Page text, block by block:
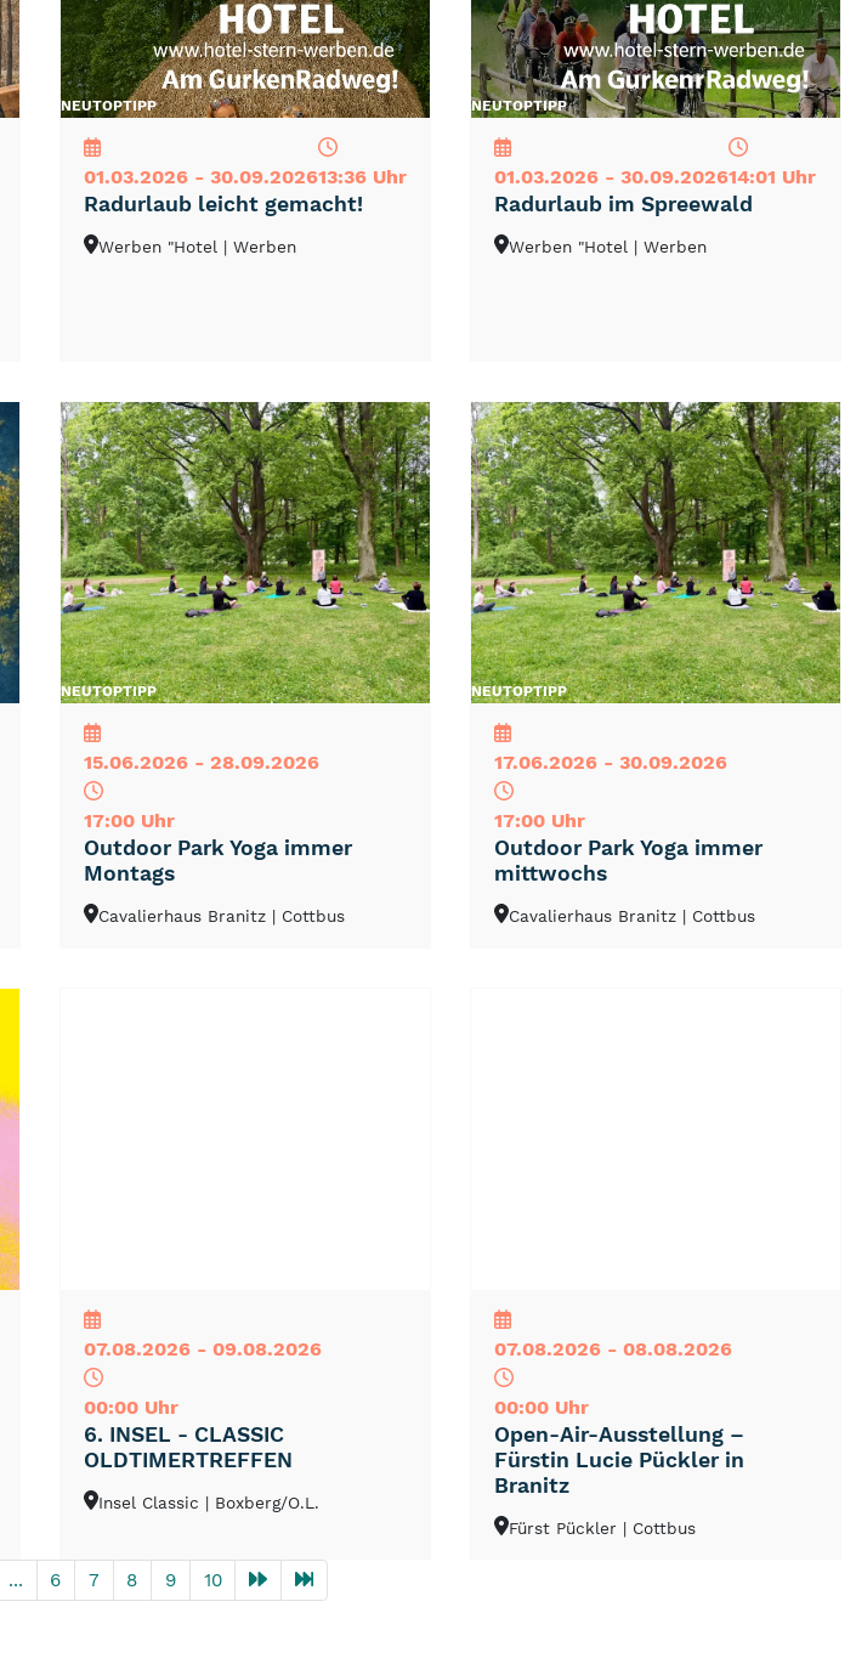
NEUTOPTIPP
01.03.2026 - 30.09.202613:36 Uhr
Radurlaub leicht gemacht!
Werben "Hotel | Werben
NEUTOPTIPP
01.03.2026 - 30.09.202614:01 Uhr
Radurlaub im Spreewald
Werben "Hotel | Werben
NEUTOPTIPP
15.06.2026 - 28.09.2026
17:00 Uhr
Outdoor Park Yoga immer
Montags
Cavalierhaus Branitz | Cottbus
NEUTOPTIPP
17.06.2026 - 30.09.2026
17:00 Uhr
Outdoor Park Yoga immer
mittwochs
Cavalierhaus Branitz | Cottbus
07.08.2026 - 09.08.2026
00:00 Uhr
6. INSEL - CLASSIC
OLDTIMERTREFFEN
Insel Classic | Boxberg/O.L.
07.08.2026 - 08.08.2026
00:00 Uhr
Open-Air-Ausstellung –
Fürstin Lucie Pückler in
Branitz
Fürst Pückler | Cottbus
... 6 7 8 9 10